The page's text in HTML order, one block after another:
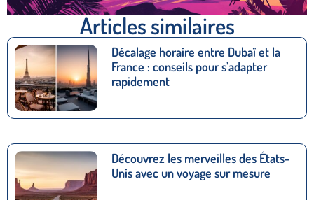
Articles similaires
Décalage horaire entre Dubaï et la
France : conseils pour s’adapter
rapidement
Découvrez les merveilles des États-
Unis avec un voyage sur mesure